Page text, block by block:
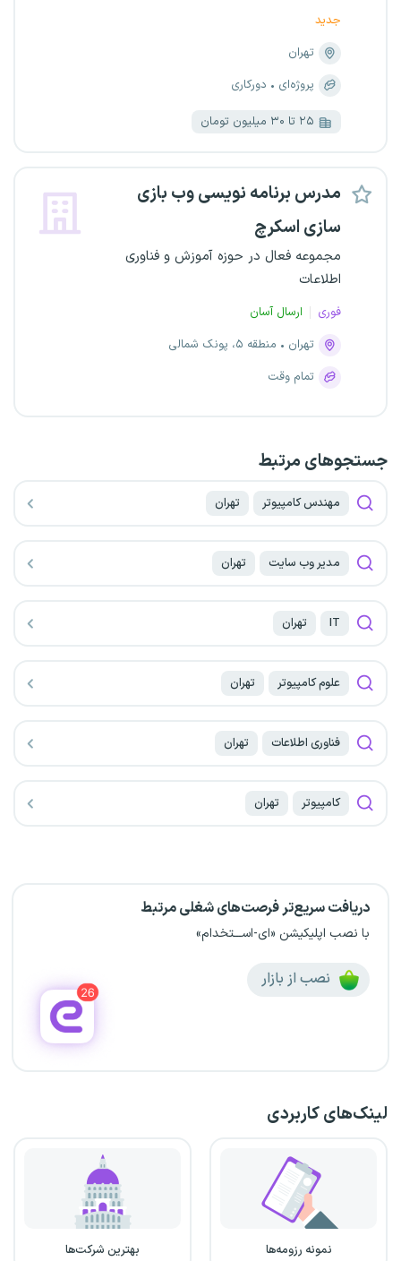
جدید
تهران
پروژه‌ای
دورکاری
۲۵ تا ۳۰ میلیون تومان
مدرس برنامه نویسی وب بازی
سازی اسکرچ
مجموعه فعال در حوزه آموزش و فناوری
اطلاعات
فوری
ارسال آسان
تهران
منطقه ۵، پونک شمالی
تمام وقت
جستجو‌های مرتبط
مهندس کامپیوتر تهران
مدیر وب سایت تهران
IT تهران
علوم کامپیوتر تهران
فناوری اطلاعات تهران
کامپیوتر تهران
دریافت سریع‌تر فرصت‌های شغلی مرتبط
با نصب اپلیکیشن «ای-اســـتخدام»
نصب از بازار
لینک‌های کاربردی
نمونه رزومه‌ها بهترین شرکت‌ها